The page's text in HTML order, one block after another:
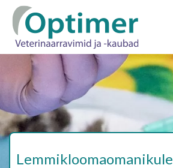
Lemmikloomaomanikule